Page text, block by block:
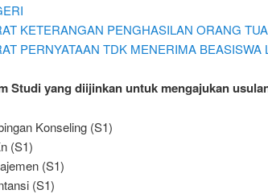
KETERANGAN PENGHASILAN ORANG
PERNYATAAN TDK MENERIMA BEASISWA
Studi yang diijinkan untuk mengajukan
Konseling (S1)
(S1)
(S1)
(S1)